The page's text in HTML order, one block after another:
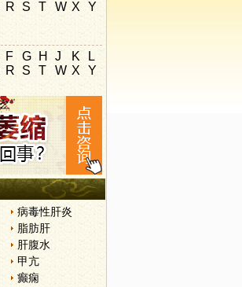
R S T W X
Y
F G H J K
L
R S T W X
Y
病毒性肝炎
脂肪肝
肝腹水
甲亢
癫痫